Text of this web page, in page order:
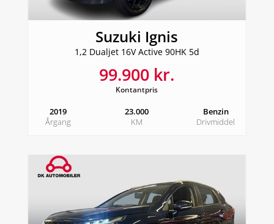
Suzuki Ignis
1,2 Dualjet 16V Active 90HK 5d
99.900 kr.
Kontantpris
2019
Årgang
23.000
KM
Benzin
Drivmiddel